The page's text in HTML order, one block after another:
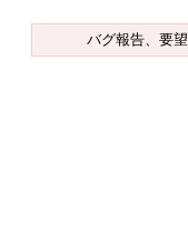
バグ報告、要